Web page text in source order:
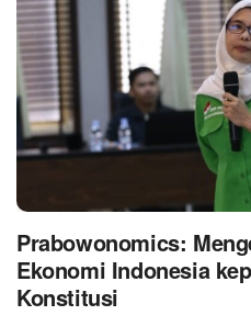
Prabowonomics:
Ekonomi Indonesia
Konstitusi